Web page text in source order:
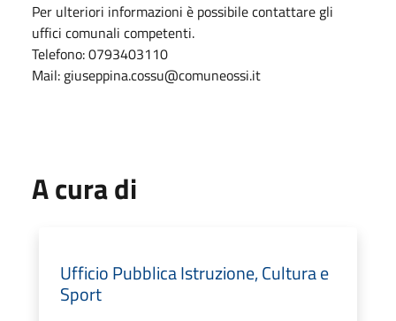
Per ulteriori informazioni è possibile contattare gli
uffici comunali competenti.
Telefono: 0793403110
Mail: giuseppina.cossu@comuneossi.it
A cura di
Ufficio Pubblica Istruzione, Cultura e
Sport